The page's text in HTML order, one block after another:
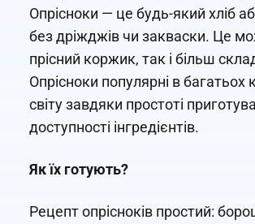
Опрісноки — це будь-який хліб
без дріжджів чи закваски. Це
прісний коржик, так і більш
Опрісноки популярні в багатьох
світу завдяки простоті
доступності інгредієнтів.
Як їх готують?
Рецепт опрісноків простий: